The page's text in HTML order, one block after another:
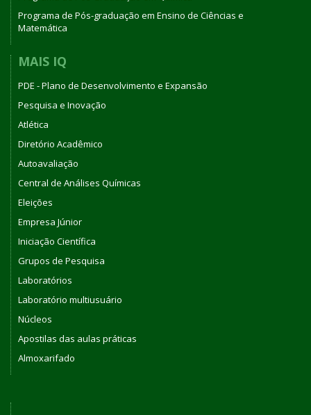
Programa de Pós-graduação em Ensino de Ciências e
Matemática
MAIS IQ
PDE - Plano de Desenvolvimento e Expansão
Pesquisa e Inovação
Atlética
Diretório Acadêmico
Autoavaliação
Central de Análises Químicas
Eleições
Empresa Júnior
Iniciação Científica
Grupos de Pesquisa
Laboratórios
Laboratório multiusuário
Núcleos
Apostilas das aulas práticas
Almoxarifado